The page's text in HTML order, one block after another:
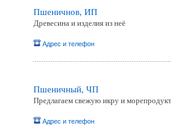
Пшеничнов, ИП
Древесина и изделия из неё
Адрес и телефон
Пшеничный, ЧП
Предлагаем свежую икру и
Адрес и телефон